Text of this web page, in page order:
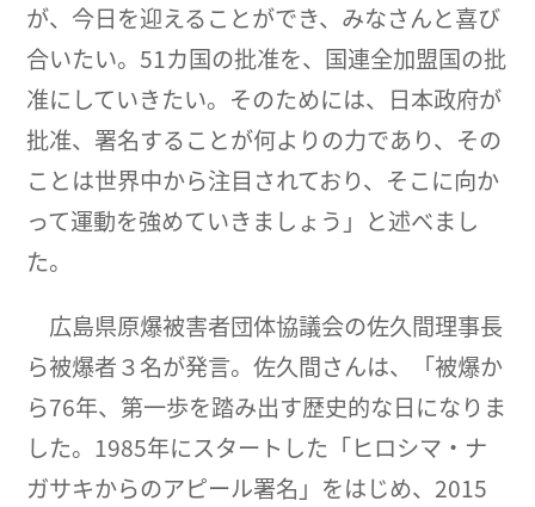
が、今日を迎えることができ、みなさんと喜び
合いたい。51カ国の批准を、国連全加盟国の批
准にしていきたい。そのためには、日本政府が
批准、署名することが何よりの力であり、その
ことは世界中から注目されており、そこに向か
って運動を強めていきましょう」と述べまし
た。
広島県原爆被害者団体協議会の佐久間理事長
ら被爆者３名が発言。佐久間さんは、「被爆か
ら76年、第一歩を踏み出す歴史的な日になりま
した。1985年にスタートした「ヒロシマ・ナ
ガサキからのアピール署名」をはじめ、2015